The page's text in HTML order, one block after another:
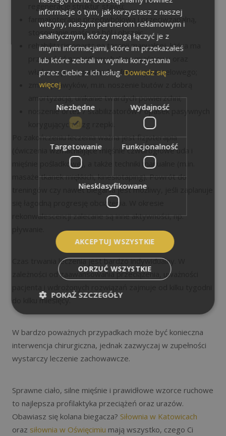
regenerację struktur stawu;
farmakoterapię przeciwbólową i przeciwzapalną,
stosowanie maści na ból i obrzęk;
rehabilitację opartą na terapii manualnej, która ma
przywrócić prawidłowy balans mięśniowy oraz
właściwą pracę pasma biodrowo-piszczelowego;
zmianę nawyków, m.in. noszenie butów z dobrą
amortyzacją, unikanie twardych powierzchni;
noszenie ortez / stabilizatorów / opasek pasywnych
korygujących ślizg rzepki.
Po zakończeniu leczenia ważna jest fizjoterapia
(ćwiczenia wzmacniające mięśnie czworogłowe uda i
mięśnie pośladkowe), a także techniki manualne (m.in.
masaże tkanek miękkich, kinesiotaping). Powrót do
treningów czy nawet biegania jest możliwy, jeśli zaplanuje
się łagodną progresję obciążenia. W okresie
rekonwalescencji zalecane są inne aktywności, np.
Czas trwania leczenia jest bardzo indywidualny. W
zależności od zaawansowania przeciążenia, uważności
do kilku miesięcy.
W bardzo poważnych przypadkach może być konieczna
interwencja chirurgiczna, jednak zazwyczaj w zupełności
wystarczy leczenie zachowawcze.
Sprawne ciało, silne mięśnie i prawidłowe wzorce ruchowe
to najlepsza profilaktyka przeciążeń oraz urazów.
Obawiasz się kolana biegacza? Siłownia w Katowicach
oraz siłownia w Oświęcimiu mają wszystko, czego Ci
informacje o tym, jak korzystasz z naszej
witryny, naszym partnerom reklamowym i
analitycznym, którzy mogą łączyć je z
innymi informacjami, które im przekazałeś
lub które zebrali w wyniku korzystania
przez Ciebie z ich usług. Dowiedz się
więcej
Niezbędne Wydajność
Targetowanie Funkcjonalność
Niesklasyfikowane
AKCEPTUJ WSZYSTKIE
ODRZUĆ WSZYSTKIE
POKAŻ SZCZEGÓŁY